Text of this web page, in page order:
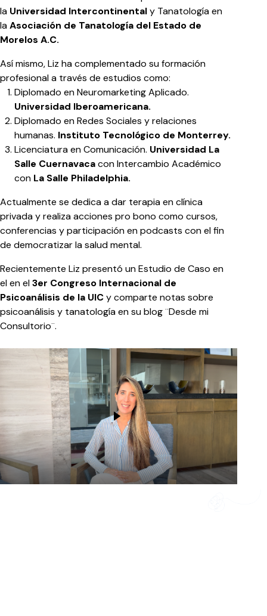
la Universidad Intercontinentaly Tanatología en
laAsociación de Tanatología del Estado de
Morelos A.C.
Así mismo, Liz ha complementado su formación
profesional a través de estudios como:
Diplomado en Neuromarketing Aplicado.
Universidad Iberoamericana.
Diplomado en Redes Sociales y relaciones
humanas. Instituto Tecnológico de Monterrey.
Licenciatura en Comunicación. Universidad La
Salle Cuernavacacon Intercambio Académico
con La Salle Philadelphia.
Actualmente se dedica a dar terapia en clínica
privada y realiza acciones pro bono como cursos,
conferencias y participación en podcasts con el fin
de democratizar la salud mental.
Recientemente Liz presentó un Estudio de Caso en
el en el3er Congreso Internacional de
Psicoanálisis de la UICy comparte notas sobre
psicoanálisis y tanatología en su blog ¨Desde mi
Consultorio¨.